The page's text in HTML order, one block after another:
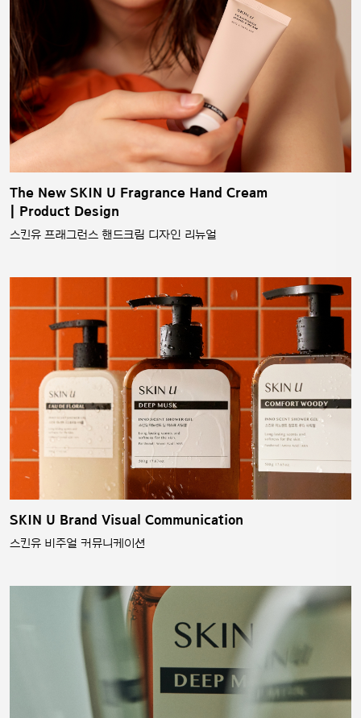
The New SKIN U Fragrance Hand Cream
| Product Design
스킨유 프래그런스 핸드크림 디자인 리뉴얼
SKIN U Brand Visual Communication
스킨유 비주얼 커뮤니케이션